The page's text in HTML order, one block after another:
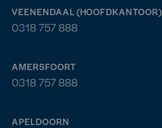
VEENENDAAL (HOOFDKANTOOR)
0318 757 888
AMERSFOORT
0318 757 888
APELDOORN